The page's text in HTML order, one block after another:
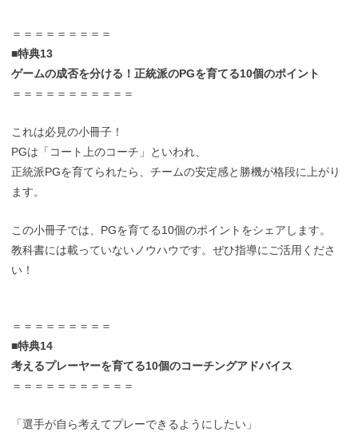
＝＝＝＝＝＝＝＝＝
■特典13
ゲームの成否を分ける！正統派のPGを育てる10個のポイント
＝＝＝＝＝＝＝＝＝＝＝
これは必見の小冊子！
PGは「コート上のコーチ」といわれ、
正統派PGを育てられたら、チームの安定感と勝機が格段に上がり
ます。
この小冊子では、PGを育てる10個のポイントをシェアします。
教科書には載っていないノウハウです。ぜひ指導にご活用くださ
い！
＝＝＝＝＝＝＝＝＝
■特典14
考えるプレーヤーを育てる10個のコーチングアドバイス
＝＝＝＝＝＝＝＝＝＝＝
「選手が自ら考えてプレーできるようにしたい」